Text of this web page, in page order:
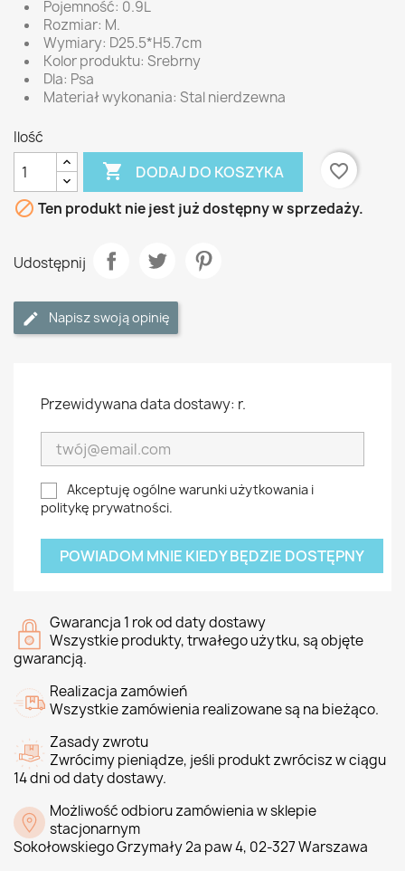
Pojemność: 0.9L
Rozmiar: M.
Wymiary: D25.5*H5.7cm
Kolor produktu: Srebrny
Dla: Psa
Materiał wykonania: Stal nierdzewna
Ilość
 DODAJ DO KOSZYKA
favorite_border
 Ten produkt nie jest już dostępny w sprzedaży.
Udostępnij
Napisz swoją opinię
Przewidywana data dostawy: r.
Akceptuję ogólne warunki użytkowania i
politykę prywatności.
POWIADOM MNIE KIEDY BĘDZIE DOSTĘPNY
Gwarancja 1 rok od daty dostawy
Wszystkie produkty, trwałego użytku, są objęte
gwarancją.
Realizacja zamówień
Wszystkie zamówienia realizowane są na bieżąco.
Zasady zwrotu
Zwrócimy pieniądze, jeśli produkt zwrócisz w ciągu
14 dni od daty dostawy.
Możliwość odbioru zamówienia w sklepie
stacjonarnym
Sokołowskiego Grzymały 2a paw 4, 02-327 Warszawa